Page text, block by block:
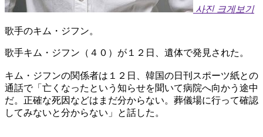
사진 크게보기
歌手のキム・ジフン。
歌手キム・ジフン（４０）が１２日、遺体で発見された。
キム・ジフンの関係者は１２日、韓国の日刊スポーツ紙との
通話で「亡くなったという知らせを聞いて病院へ向かう途中
だ。正確な死因などはまだ分からない。葬儀場に行って確認
してみないと分からない」と話した。